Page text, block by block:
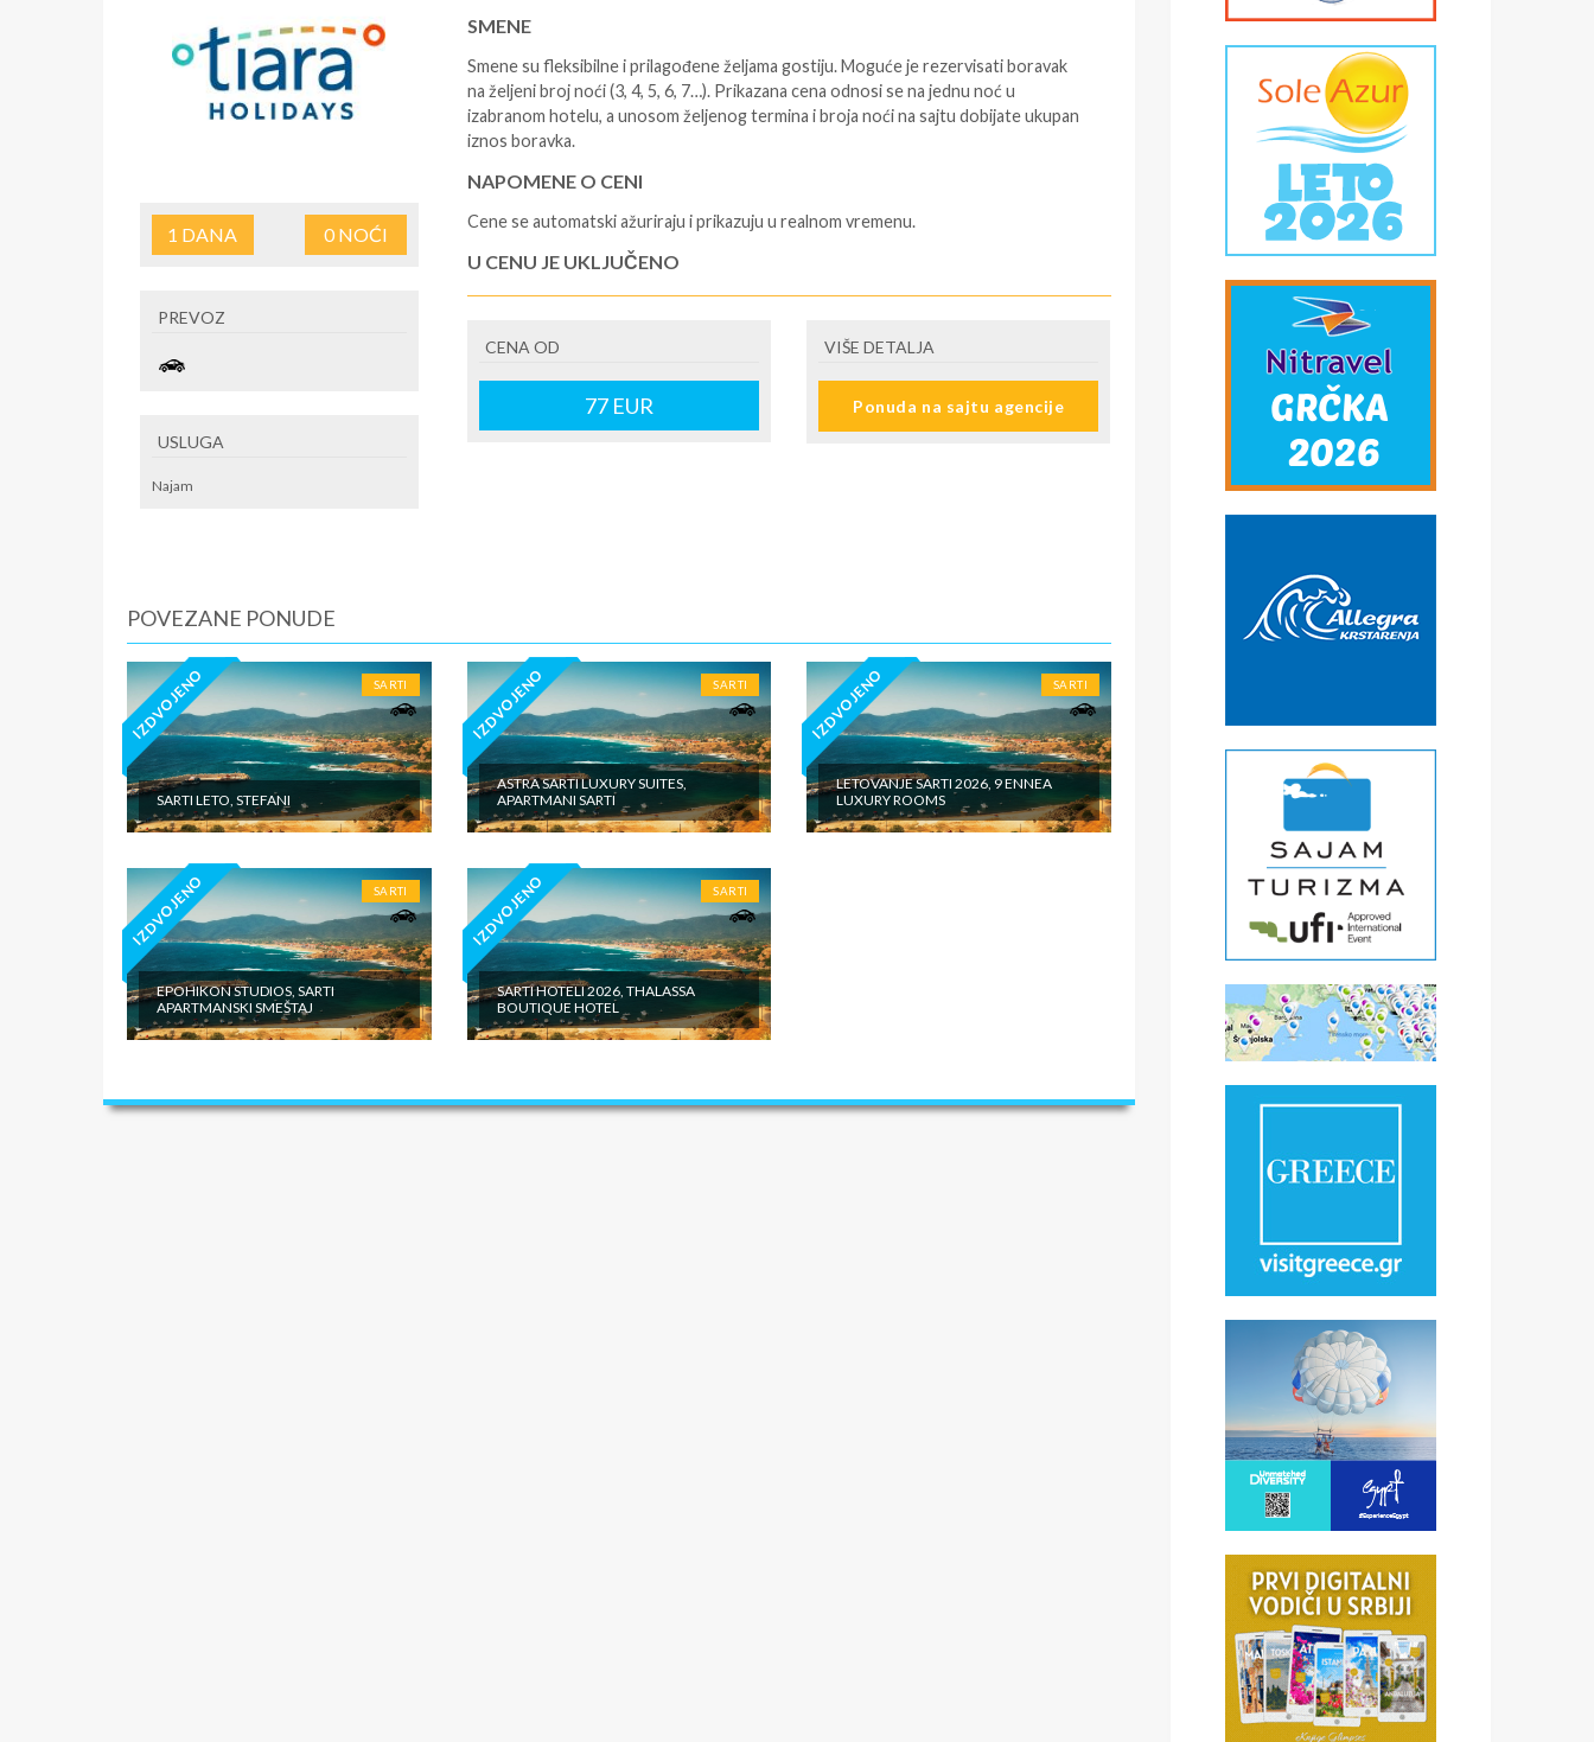
1 DANA 0NOĆI
PREVOZ
USLUGA
Najam
SMENE
Smene su fleksibilne i prilagođene željama gostiju. Moguće je rezervisati boravak
na željeni broj noći (3, 4, 5, 6, 7…). Prikazana cena odnosi se na jednu noć u
izabranom hotelu, a unosom željenog termina i broja noći na sajtu dobijate ukupan
iznos boravka.
NAPOMENE O CENI
Cene se automatski ažuriraju i prikazuju u realnom vremenu.
U CENU JE UKLJUČENO
- rezervisane i potvrđene usluge u izabranoj smeštajnoj jedinici prema opisu -
putovanja
- boravišne takse (naknada za otpornost na klimatsku krizu) na destinaciji, plaćaju
domicilne zemlje na licu mesta. - individualne troškove
CENA OD
77EUR
VIŠE DETALJA
Ponuda na sajtu agencije
POVEZANE PONUDE
IZDVOJENO SARTI
SARTI LETO, STEFANI
IZDVOJENO SARTI
ASTRA SARTI LUXURY SUITES,
APARTMANI SARTI
IZDVOJENO SARTI
LETOVANJE SARTI 2026, 9 ENNEA
LUXURY ROOMS
IZDVOJENO SARTI
EPOHIKON STUDIOS, SARTI
APARTMANSKI SMEŠTAJ
IZDVOJENO SARTI
SARTI HOTELI 2026, THALASSA
BOUTIQUE HOTEL